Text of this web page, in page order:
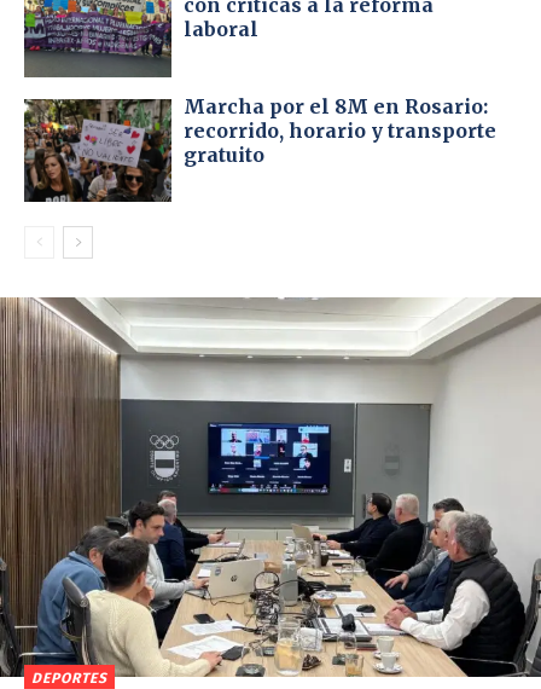
laboral
Marcha por el 8M en Rosario:
recorrido, horario y transporte
gratuito
DEPORTES